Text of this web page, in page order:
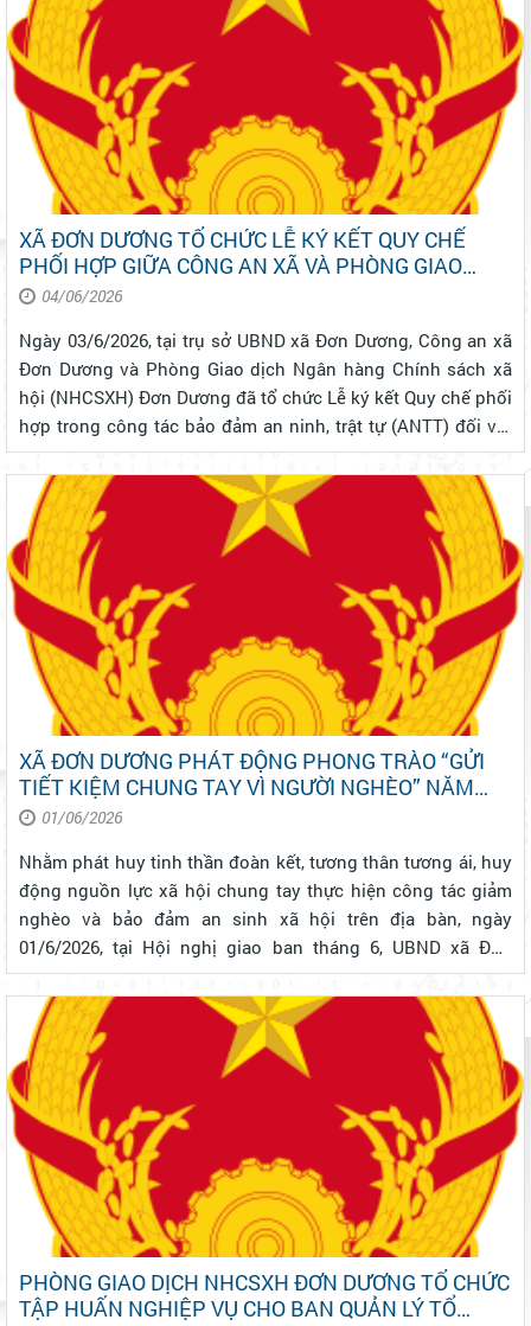
XÃ ĐƠN DƯƠNG TỔ CHỨC LỄ KÝ KẾT QUY CHẾ
PHỐI HỢP GIỮA CÔNG AN XÃ VÀ PHÒNG GIAO
DỊCH NGÂN HÀNG CHÍNH SÁCH XÃ HỘI ĐƠN
04/06/2026
Ngày 03/6/2026, tại trụ sở UBND xã Đơn Dương, Công an xã
Đơn Dương và Phòng Giao dịch Ngân hàng Chính sách xã
hội (NHCSXH) Đơn Dương đã tổ chức Lễ ký kết Quy chế phối
hợp trong công tác bảo đảm an ninh, trật tự (ANTT) đối với
hoạt động tín dụng chính sách xã hội trên địa bàn. Tham dự
buổi lễ có đồn...
XÃ ĐƠN DƯƠNG PHÁT ĐỘNG PHONG TRÀO “GỬI
TIẾT KIỆM CHUNG TAY VÌ NGƯỜI NGHÈO” NĂM
202601/06/2026
Nhằm phát huy tinh thần đoàn kết, tương thân tương ái, huy
động nguồn lực xã hội chung tay thực hiện công tác giảm
nghèo và bảo đảm an sinh xã hội trên địa bàn, ngày
01/6/2026, tại Hội nghị giao ban tháng 6, UBND xã Đơn
Dương đã tổ chức phát động phong trào “Gửi tiết kiệm
chung tay vì người nghèo” n...
PHÒNG GIAO DỊCH NHCSXH ĐƠN DƯƠNG TỔ CHỨC
TẬP HUẤN NGHIỆP VỤ CHO BAN QUẢN LÝ TỔ